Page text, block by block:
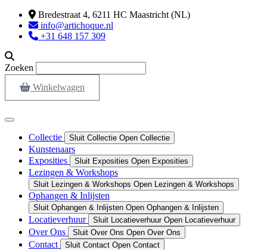
naar
Bredestraat 4, 6211 HC Maastricht (NL)
info@artichoque.nl
+31 648 157 309
Zoeken
Winkelwagen
Collectie Sluit Collectie Open Collectie
Kunstenaars
Exposities
Sluit Exposities Open Exposities
Lezingen & Workshops
Sluit Lezingen & Workshops Open Lezingen & Workshops
Ophangen & Inlijsten
Sluit Ophangen & Inlijsten Open Ophangen & Inlijsten
Locatieverhuur Sluit Locatieverhuur Open Locatieverhuur
Over Ons Sluit Over Ons Open Over Ons
Contact Sluit Contact Open Contact